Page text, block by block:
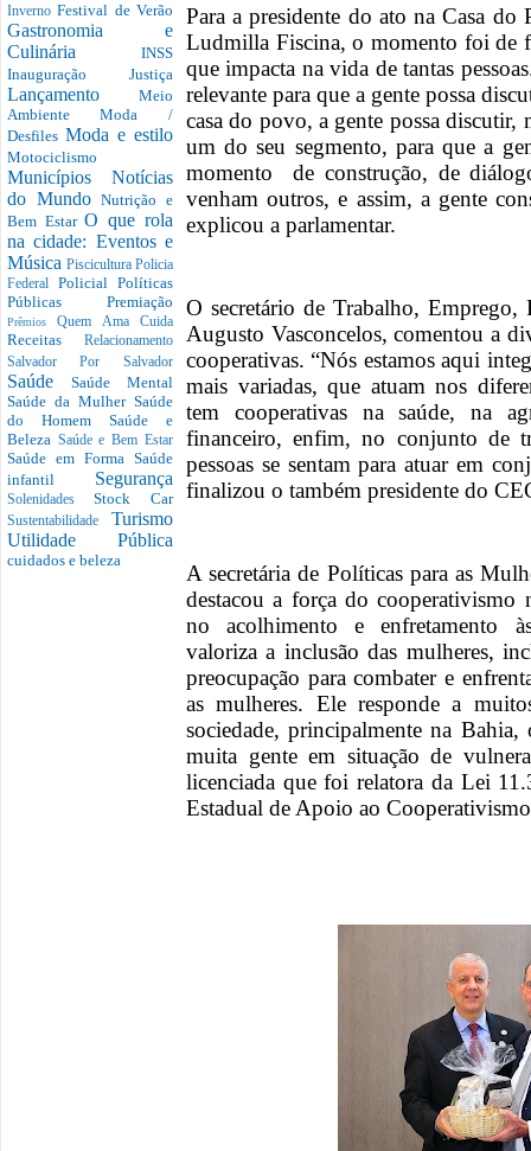
InvernoFestival de Verão
Gastronomia e
Culinária INSS
Inauguração Justiça
Lançamento Meio
AmbienteModa /
Desfiles Moda e estilo
Motociclismo
Municípios Notícias
do MundoNutrição e
Bem EstarO que rola
na cidade: Eventos e
Música Piscicultura Policia
Federal Policial Políticas
Públicas Premiação
PrêmiosQuem Ama Cuida
Receitas Relacionamento
Salvador Por Salvador
Saúde Saúde Mental
Saúde da Mulher Saúde
do Homem Saúde e
Beleza Saúde e Bem Estar
Saúde em Forma Saúde
infantil Segurança
SolenidadesStock Car
Sustentabilidade Turismo
Utilidade Pública
cuidados e beleza
Para a presidente do ato na Casa
Ludmilla Fiscina, o momento foi de
que impacta na vida de tantas
relevante para que a gente possa
casa do povo, a gente possa discutir,
um do seu segmento, para que a
momento de construção, de
venham outros, e assim, a gente
explicou a parlamentar.
O secretário de Trabalho,
Augusto Vasconcelos, comentou a
cooperativas. “Nós estamos aqui
mais variadas, que atuam nos
tem cooperativas na saúde, na
financeiro, enfim, no conjunto de
pessoas se sentam para atuar em
finalizou o também presidente do
A secretária de Políticas para as
destacou a força do cooperativismo
no acolhimento e enfretamento
valoriza a inclusão das mulheres,
preocupação para combater e
as mulheres. Ele responde a
sociedade, principalmente na
muita gente em situação de
licenciada que foi relatora da Lei
Estadual de Apoio ao